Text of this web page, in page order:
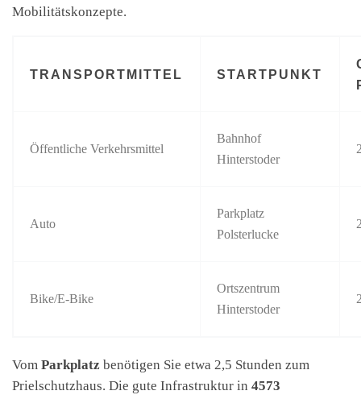
Mobilitätskonzepte.
TRANSPORTMITTEL STARTPUNKT
Öffentliche Verkehrsmittel
Bahnhof
Hinterstoder
Auto
Parkplatz
Polsterlucke
Bike/E-Bike
Ortszentrum
Hinterstoder
Vom Parkplatz benötigen Sie etwa 2,5 Stunden zum
Prielschutzhaus. Die gute Infrastruktur in 4573